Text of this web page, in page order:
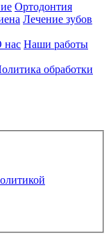
Ортодонтия
Лечение зубов
нас Наши работы
обработки